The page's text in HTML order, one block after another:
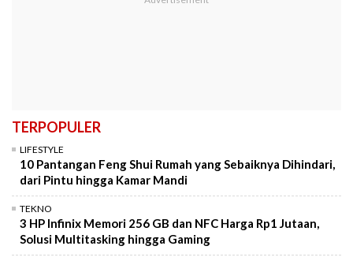
TERPOPULER
LIFESTYLE
10 Pantangan Feng Shui Rumah yang Sebaiknya Dihindari,
dari Pintu hingga Kamar Mandi
TEKNO
3 HP Infinix Memori 256 GB dan NFC Harga Rp1 Jutaan,
Solusi Multitasking hingga Gaming